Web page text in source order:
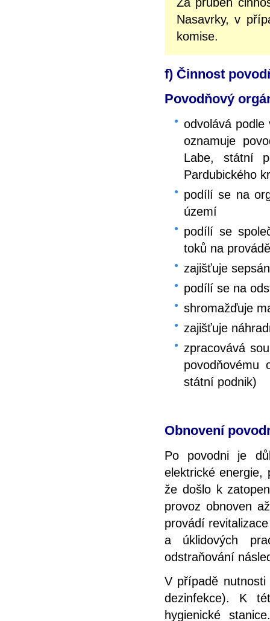
Nasavrky, v
komise.
f) Činnost
Povodňový
odvolává podle
oznamuje
Labe, státní
Pardubického
podílí se na
území
podílí se
toků na
zajišťuje
podílí se na
shromažďuje
zajišťuje
zpracovává
povodňovému
státní podnik)
Obnovení
Po povodni je
elektrické energie,
že došlo k
provoz obnoven
provádí
a úklidových
odstraňování
V případě
dezinfekce). K
hygienické